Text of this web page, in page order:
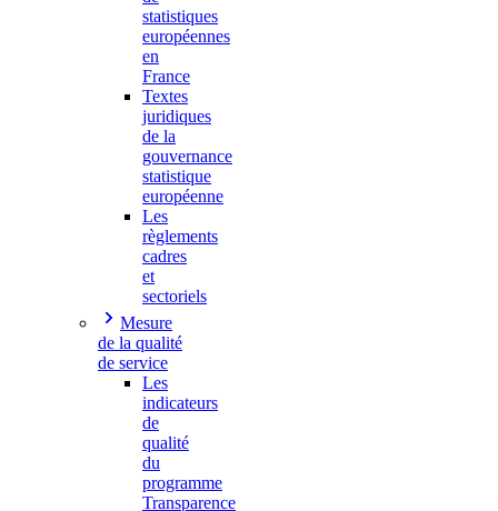
statistiques
européennes
en
France
Textes
juridiques
de la
gouvernance
statistique
européenne
Les
règlements
cadres
et
sectoriels
Mesure
de la qualité
de service
Les
indicateurs
de
qualité
du
programme
Transparence